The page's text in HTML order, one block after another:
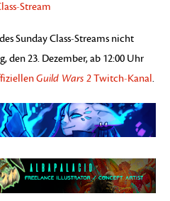
Stream
Sunday Class-Streams nicht
den 23. Dezember, ab 12:00 Uhr
Guild Wars 2Twitch-Kanal.